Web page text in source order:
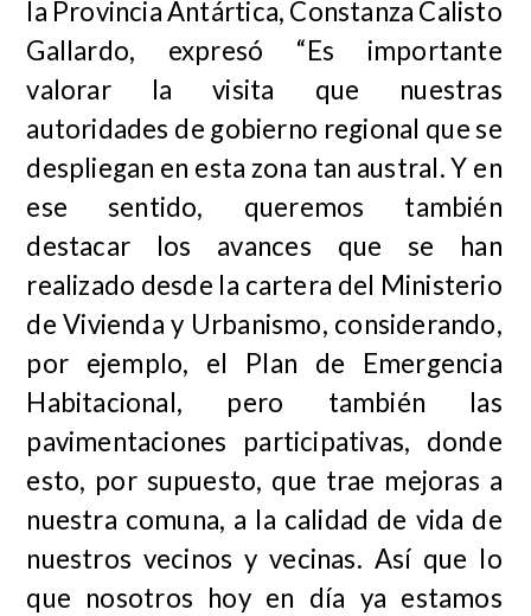
la Provincia Antártica, Constanza Calisto
Gallardo, expresó “Es importante
valorar la visita que nuestras
autoridades de gobierno regional que se
despliegan en esta zona tan austral. Y en
ese sentido, queremos también
destacar los avances que se han
realizado desde la cartera del Ministerio
de Vivienda y Urbanismo, considerando,
por ejemplo, el Plan de Emergencia
Habitacional, pero también las
pavimentaciones participativas, donde
esto, por supuesto, que trae mejoras a
nuestra comuna, a la calidad de vida de
nuestros vecinos y vecinas. Así que lo
que nosotros hoy en día ya estamos